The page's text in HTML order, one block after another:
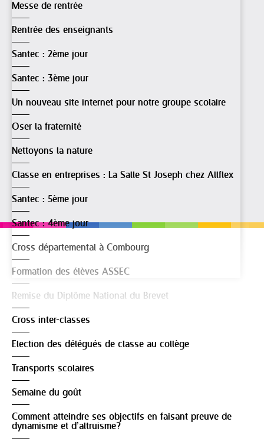
Messe de rentrée
Rentrée des enseignants
Santec : 2ème jour
Santec : 3ème jour
Un nouveau site internet pour notre groupe scolaire
Oser la fraternité
Nettoyons la nature
Classe en entreprises : La Salle St Joseph chez Allflex
Santec : 5ème jour
Santec : 4ème jour
Cross départemental à Combourg
Formation des élèves ASSEC
Remise du Diplôme National du Brevet
Cross inter-classes
Election des délégués de classe au collège
Transports scolaires
Semaine du goût
Comment atteindre ses objectifs en faisant preuve de
dynamisme et d’altruisme?